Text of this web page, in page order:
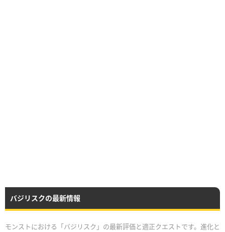
バジリスクの最新情報
モンストにおける「バジリスク」の最新評価と適正クエストです。進化と